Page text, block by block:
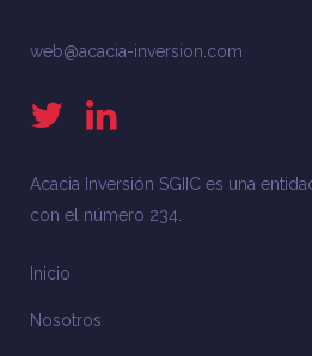
web@acacia-inversion.com
Acacia Inversión SGIIC es una
con el número 234.
Inicio
Nosotros